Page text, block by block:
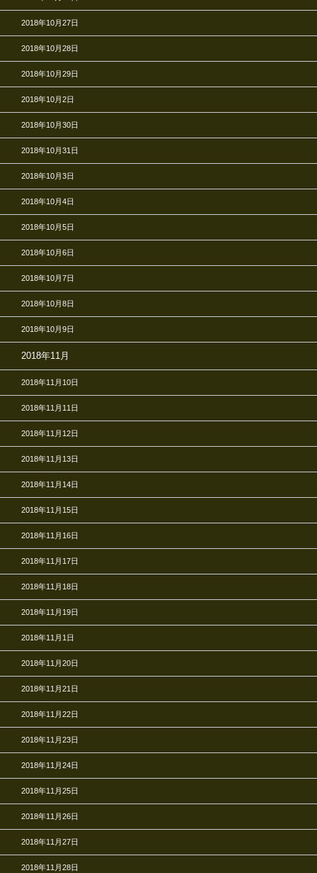
2018年10月27日
2018年10月28日
2018年10月29日
2018年10月2日
2018年10月30日
2018年10月31日
2018年10月3日
2018年10月4日
2018年10月5日
2018年10月6日
2018年10月7日
2018年10月8日
2018年10月9日
2018年11月
2018年11月10日
2018年11月11日
2018年11月12日
2018年11月13日
2018年11月14日
2018年11月15日
2018年11月16日
2018年11月17日
2018年11月18日
2018年11月19日
2018年11月1日
2018年11月20日
2018年11月21日
2018年11月22日
2018年11月23日
2018年11月24日
2018年11月25日
2018年11月26日
2018年11月27日
2018年11月28日